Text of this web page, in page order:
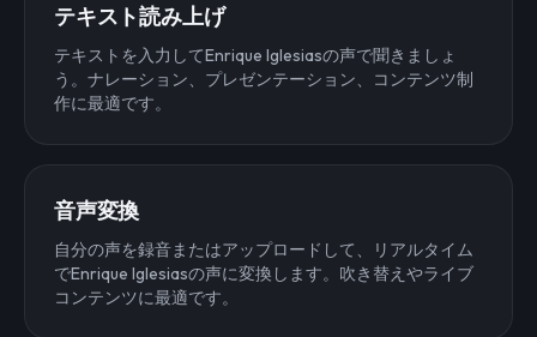
テキスト読み上げ
テキストを入力してEnrique Iglesiasの声で聞きましょ
う。ナレーション、プレゼンテーション、コンテンツ制
作に最適です。
音声変換
自分の声を録音またはアップロードして、リアルタイム
でEnrique Iglesiasの声に変換します。吹き替えやライブ
コンテンツに最適です。